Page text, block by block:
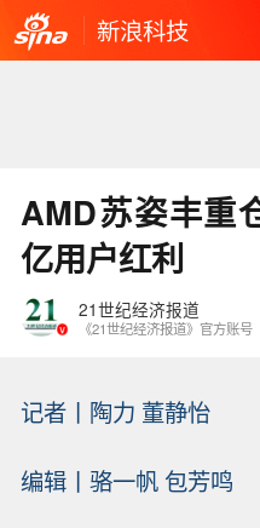
新浪科技
AMD苏姿丰重
亿用户红利
21世纪经济报道
《21世纪经济报道》官方账号
记者丨陶力 董静怡
编辑丨骆一帆 包芳鸣